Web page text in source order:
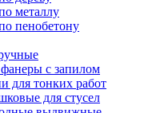
металлу
пенобетону
с запилом
для тонких работ
для стусел